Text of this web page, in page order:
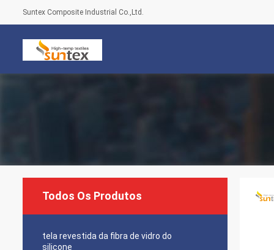
Suntex Composite Industrial Co.,Ltd.
Todos Os Produtos
tela revestida da fibra de vidro do
silicone